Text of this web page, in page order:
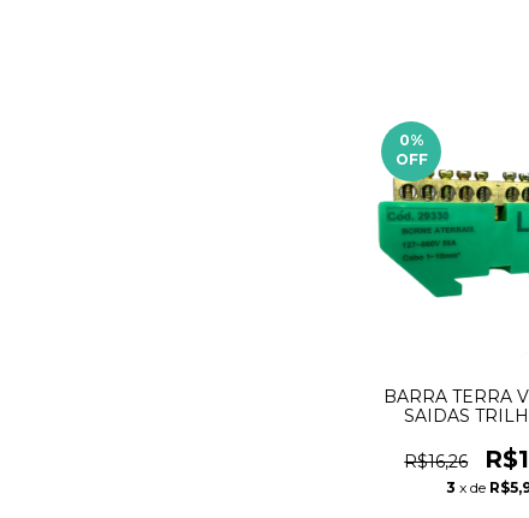
0%
OFF
BARRA TERRA
SAIDAS
R$16,26
3 x de